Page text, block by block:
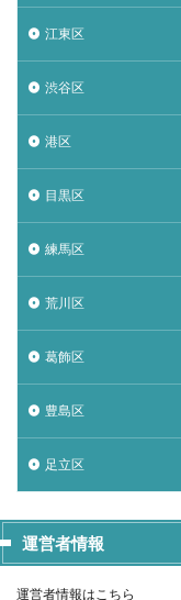
江東区
渋谷区
港区
目黒区
練馬区
荒川区
葛飾区
豊島区
足立区
運営者情報
運営者情報はこちら